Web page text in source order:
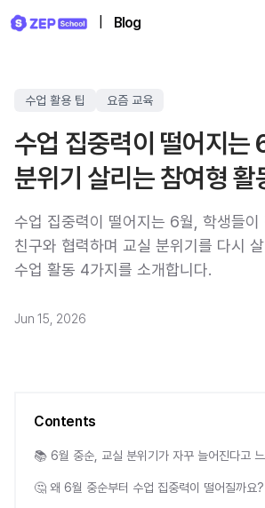
Blog
수업 활용 팁 요즘 교육
수업 집중력이 떨어지는
분위기 살리는 참여형 활
수업 집중력이 떨어지는 6월, 학생들이
친구와 협력하며 교실 분위기를 다시
수업 활동 4가지를 소개합니다.
Jun 15, 2026
Contents
📚 6월 중순, 교실 분위기가 자꾸 늘어진다고
🤔 왜 6월 중순부터 수업 집중력이 떨어질까요?